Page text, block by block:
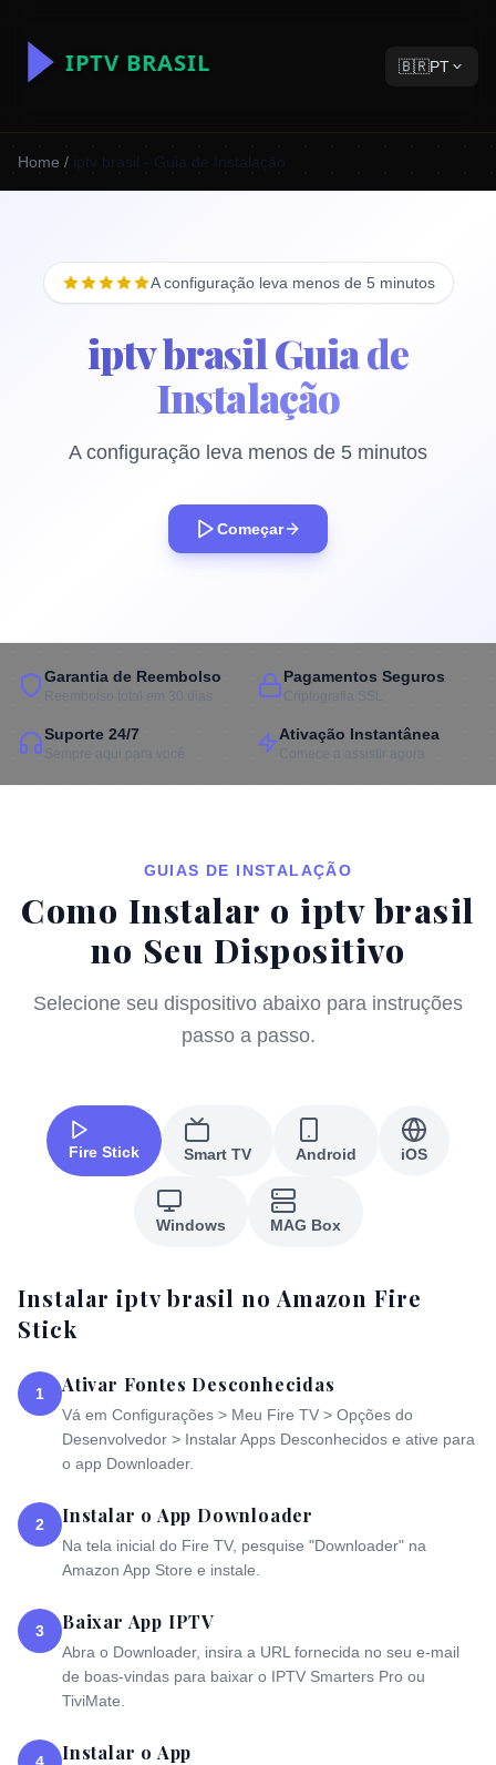
🇧🇷PT
Home / iptv brasil - Guia de Instalação
A configuração leva menos de 5 minutos
iptv brasil Guia de
Instalação
A configuração leva menos de 5 minutos
Começar
Garantia de Reembolso Pagamentos Seguros
Suporte 24/7 Ativação Instantânea
Comece a assistir agora
GUIAS DE INSTALAÇÃO
Como Instalar o iptv brasil
no Seu Dispositivo
Selecione seu dispositivo abaixo para instruções
passo a passo.
Fire Stick Smart TV Android iOS
Windows MAG Box
Instalar iptv brasil no Amazon Fire
Stick
1 Ativar Fontes Desconhecidas
Vá em Configurações > Meu Fire TV > Opções do
Desenvolvedor > Instalar Apps Desconhecidos e ative para
o app Downloader.
2 Instalar o App Downloader
Na tela inicial do Fire TV, pesquise "Downloader" na
Amazon App Store e instale.
3 Baixar App IPTV
Abra o Downloader, insira a URL fornecida no seu e-mail
de boas-vindas para baixar o IPTV Smarters Pro ou
TiviMate.
Instalar o App